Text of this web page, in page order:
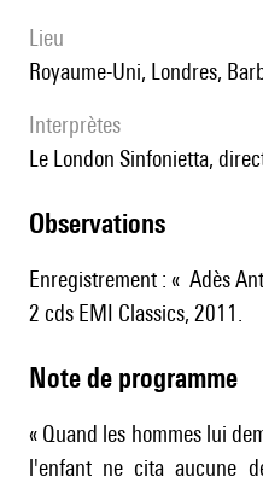
lieu
Royaume-Uni, Londres,
interprètes
le London Sinfonietta,
observations
Enregistrement : « Adès
2 cds EMI Classics, 2011.
Note de programme
« Quand les hommes lui
l'enfant ne cita aucune